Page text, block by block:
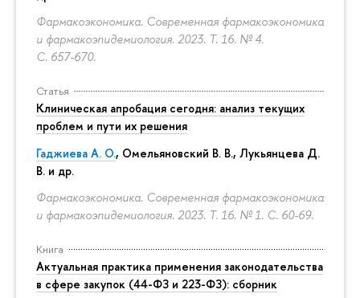
Фармакоэкономика. Современная фармакоэкономика
и фармакоэпидемиология. 2023. Т. 16. № 4.
С. 657-670.
Статья
Клиническая апробация сегодня: анализ текущих
проблем и пути их решения
Гаджиева А. О., Омельяновский В. В., Лукьянцева Д.
В. и др.
Фармакоэкономика. Современная фармакоэкономика
и фармакоэпидемиология. 2023. Т. 16. № 1. С. 60-69.
Книга
Актуальная практика применения законодательства
в сфере закупок (44-ФЗ и 223-ФЗ): сборник